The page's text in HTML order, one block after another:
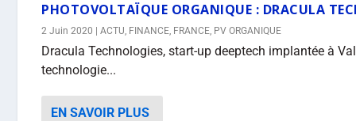
PHOTOVOLTAÏQUE ORGANIQUE : DRACULA
2 Juin 2020 |ACTU, FINANCE, FRANCE, PV ORGANIQUE
Dracula Technologies, start-up deeptech implantée à
technologie...
EN SAVOIR PLUS